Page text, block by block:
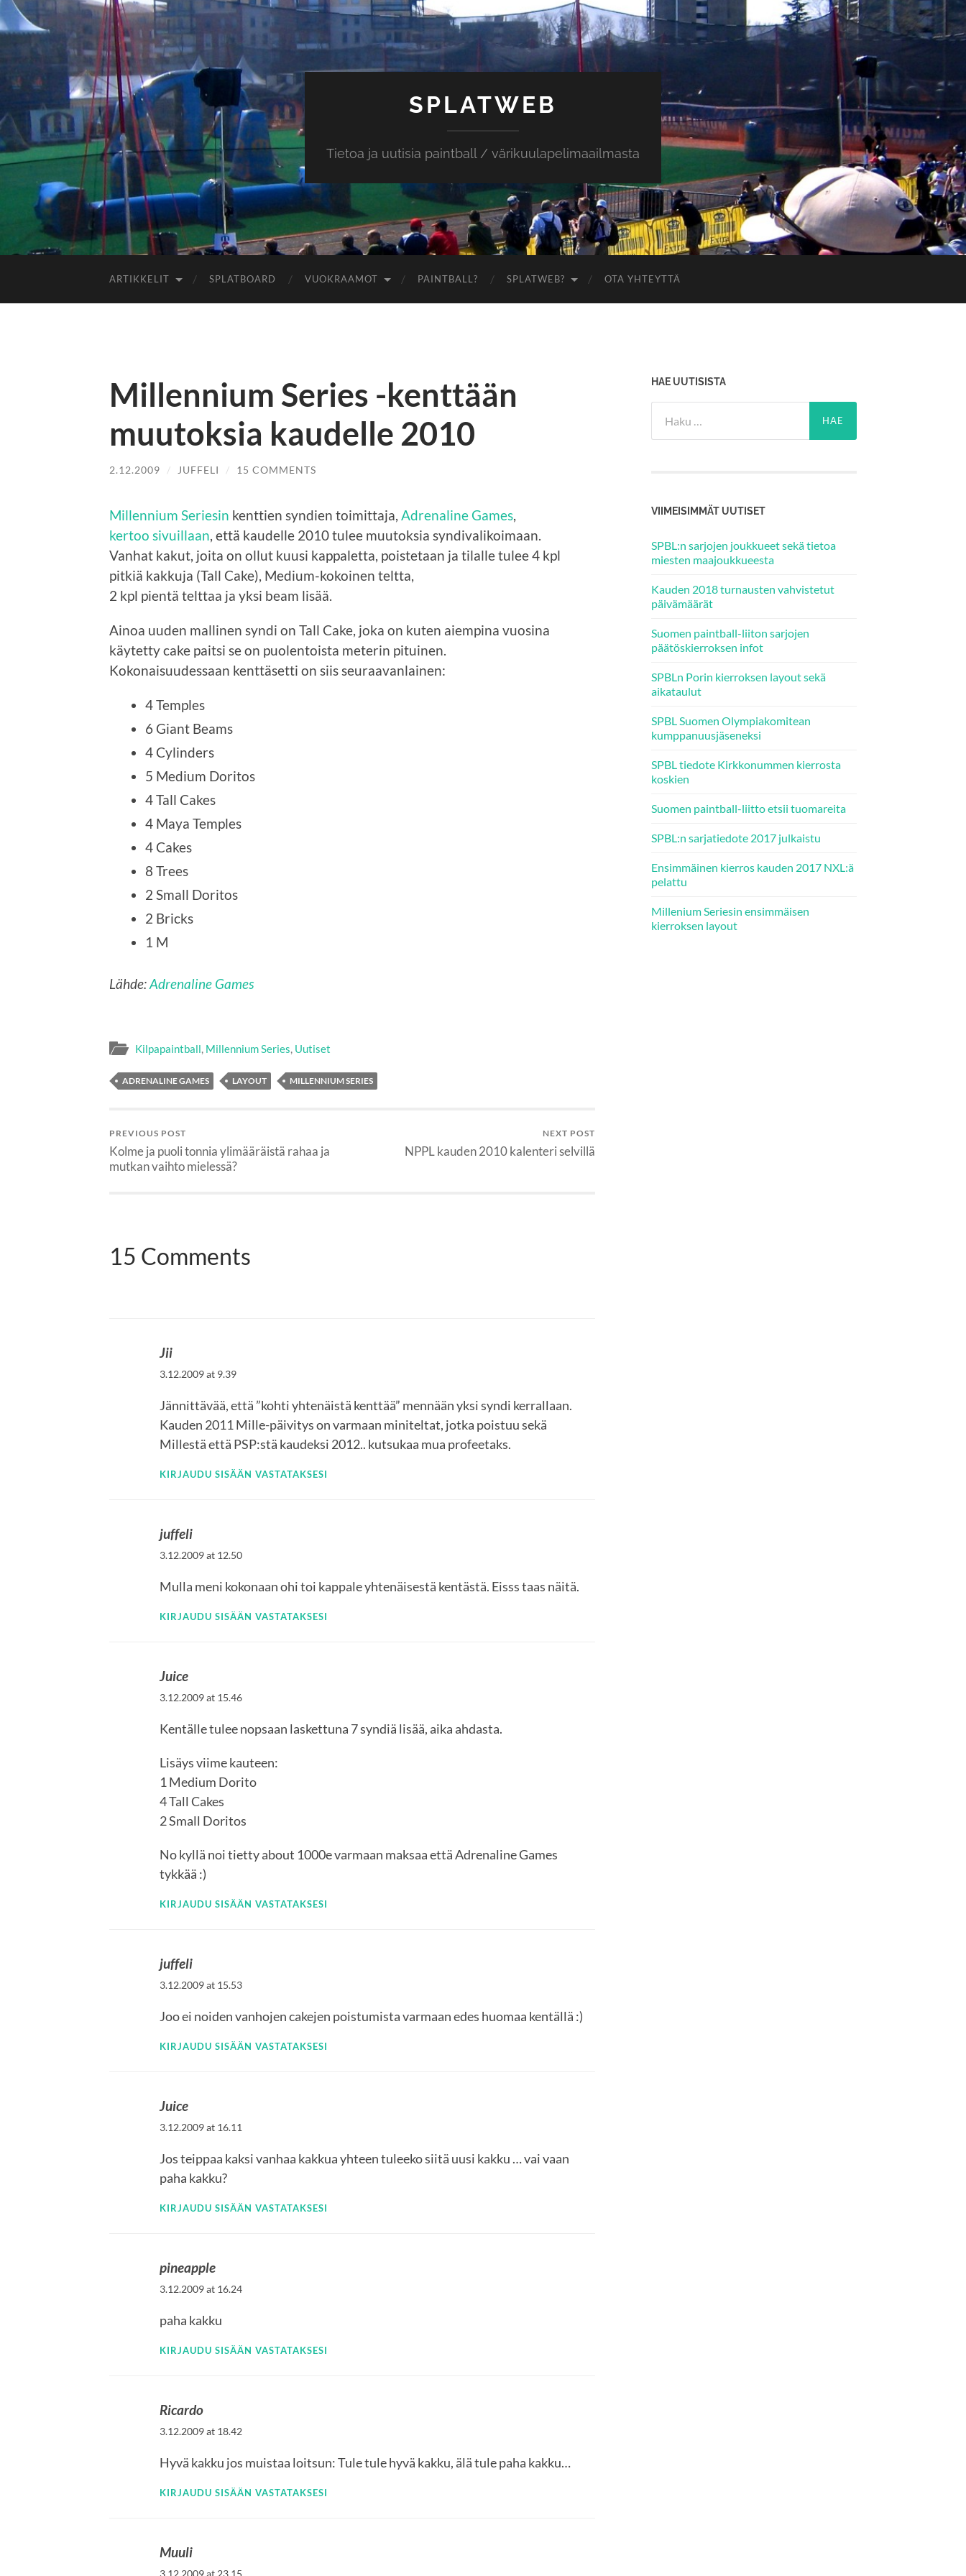
SPLATWEB
Tietoa ja uutisia paintball / värikuulapelimaailmasta
ARTIKKELIT SPLATBOARD VUOKRAAMOT PAINTBALL? SPLATWEB? OTA YHTEYTTÄ
Millennium Series -kenttään
muutoksia kaudelle 2010
2.12.2009 / JUFFELI / 15 COMMENTS
Millennium Seriesin kenttien syndien toimittaja, Adrenaline Games
kertoo sivuillaan , että kaudelle 2010 tulee muutoksia syndivalikoimaan.
Vanhat kakut, joita on ollut kuusi kappaletta, poistetaan ja tilalle tulee 4 kpl
pitkiä kakkuja (Tall Cake), Medium-kokoinen teltta,
2 kpl pientä telttaa ja yksi beam lisää.
Ainoa uuden mallinen syndi on Tall Cake, joka on kuten aiempina vuosina
käytetty cake paitsi se on puolentoista meterin pituinen.
Kokonaisuudessaan kenttäsetti on siis seuraavanlainen:
4 Temples
6 Giant Beams
4 Cylinders
5 Medium Doritos
4 Tall Cakes
4 Maya Temples
4 Cakes
8 Trees
2 Small Doritos
2 Bricks
1 M
Lähde:Adrenaline Games
Kilpapaintball, Millennium Series, Uutiset
ADRENALINE GAMES LAYOUT MILLENNIUM SERIES
PREVIOUS POST
Kolme ja puoli tonnia ylimääräistä rahaa ja
mutkan vaihto mielessä?
NEXT POST
NPPL kauden 2010 kalenteri selvillä
15 Comments
Jii
3.12.2009 at 9.39
Jännittävää, että ”kohti yhtenäistä kenttää” mennään yksi syndi kerrallaan.
Kauden 2011 Mille-päivitys on varmaan miniteltat, jotka poistuu sekä
Millestä että PSP:stä kaudeksi 2012.. kutsukaa mua profeetaks.
KIRJAUDU SISÄÄN VASTATAKSESI
juffeli
3.12.2009 at 12.50
Mulla meni kokonaan ohi toi kappale yhtenäisestä kentästä. Eisss taas näitä.
KIRJAUDU SISÄÄN VASTATAKSESI
Juice
3.12.2009 at 15.46
Kentälle tulee nopsaan laskettuna 7 syndiä lisää, aika ahdasta.
Lisäys viime kauteen:
1 Medium Dorito
4 Tall Cakes
2 Small Doritos
No kyllä noi tietty about 1000e varmaan maksaa että Adrenaline Games
tykkää :)
KIRJAUDU SISÄÄN VASTATAKSESI
juffeli
3.12.2009 at 15.53
Joo ei noiden vanhojen cakejen poistumista varmaan edes huomaa kentällä :)
KIRJAUDU SISÄÄN VASTATAKSESI
Juice
3.12.2009 at 16.11
Jos teippaa kaksi vanhaa kakkua yhteen tuleeko siitä uusi kakku … vai vaan
paha kakku?
KIRJAUDU SISÄÄN VASTATAKSESI
pineapple
3.12.2009 at 16.24
paha kakku
KIRJAUDU SISÄÄN VASTATAKSESI
Ricardo
3.12.2009 at 18.42
Hyvä kakku jos muistaa loitsun: Tule tule hyvä kakku, älä tule paha kakku…
KIRJAUDU SISÄÄN VASTATAKSESI
Muuli
HAE UUTISISTA
VIIMEISIMMÄT UUTISET
SPBL:n sarjojen joukkueet sekä tietoa
miesten maajoukkueesta
Kauden 2018 turnausten vahvistetut
päivämäärät
Suomen paintball-liiton sarjojen
päätöskierroksen infot
SPBLn Porin kierroksen layout sekä
aikataulut
SPBL Suomen Olympiakomitean
kumppanuusjäseneksi
SPBL tiedote Kirkkonummen kierrosta
koskien
Suomen paintball-liitto etsii tuomareita
SPBL:n sarjatiedote 2017 julkaistu
Ensimmäinen kierros kauden 2017 NXL:ä
pelattu
Millenium Seriesin ensimmäisen
kierroksen layout